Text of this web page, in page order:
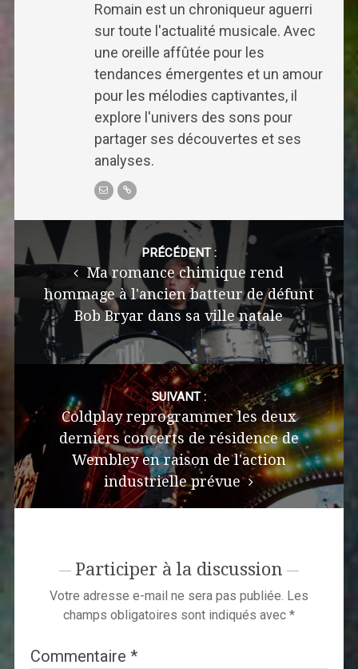
Romain est un chroniqueur aguerri
sur toute l'actualité musicale. Avec
une oreille affûtée pour les
tendances émergentes et un amour
pour les mélodies captivantes, il
explore l'univers des sons pour
partager ses découvertes et ses
analyses.
Post
navigation
PRÉCÉDENT :
Ma romance chimique rend
hommage à l'ancien batteur de défunt
Bob Bryar dans sa ville natale
SUIVANT :
Coldplay reprogrammer les deux
derniers concerts de résidence de
Wembley en raison de l'action
industrielle prévue
Participer à la discussion
Votre adresse e-mail ne sera pas publiée. Les
champs obligatoires sont indiqués avec *
Commentaire *